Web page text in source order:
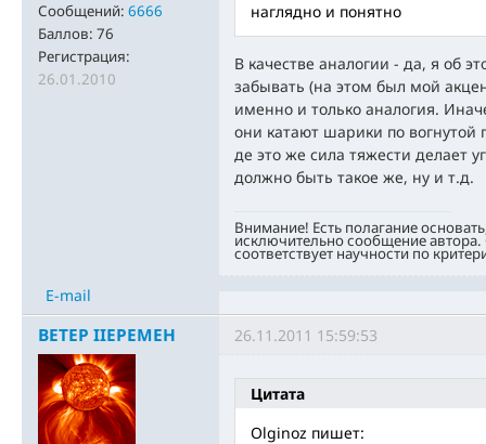
Сообщений: 6666
Баллов: 76
Регистрация:
26.01.2010
наглядно и понятно
В качестве аналогии - да, я об
забывать (на этом был мой
именно и только аналогия.
они катают шарики по вогнутой
де это же сила тяжести делает
должно быть такое же, ну и т.д.
Внимание! Есть полагание
исключительно сообщение
соответствует научности по
E-mail
BETEP IIEPEMEH 26.11.2011 15:59:53
Цитата
Olginoz пишет: